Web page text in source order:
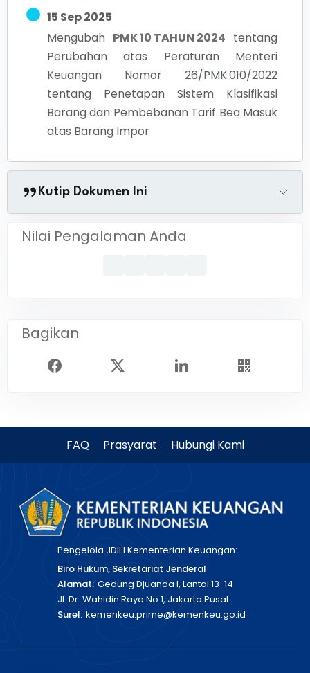
15 Sep 2025
Mengubah PMK 10 TAHUN 2024 tentang
Perubahan atas Peraturan Menteri
Keuangan Nomor 26/PMK.010/2022
tentang Penetapan Sistem Klasifikasi
Barang dan Pembebanan Tarif Bea Masuk
atas Barang Impor
Kutip Dokumen Ini
Nilai Pengalaman Anda
Bagikan
FAQ Prasyarat Hubungi Kami
Pengelola JDIH Kementerian Keuangan:
Biro Hukum, Sekretariat Jenderal
Alamat: Gedung Djuanda I, Lantai 13-14
Jl. Dr. Wahidin Raya No 1, Jakarta Pusat
Surel: kemenkeu.prime@kemenkeu.go.id